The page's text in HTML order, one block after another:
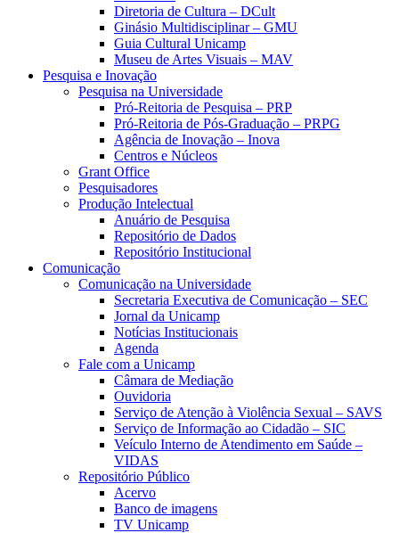
Diretoria de Cultura – DCult
Ginásio Multidisciplinar – GMU
Guia Cultural Unicamp
Museu de Artes Visuais – MAV
Pesquisa e Inovação
Pesquisa na Universidade
Pró-Reitoria de Pesquisa – PRP
Pró-Reitoria de Pós-Graduação – PRPG
Agência de Inovação – Inova
Centros e Núcleos
Grant Office
Pesquisadores
Produção Intelectual
Anuário de Pesquisa
Repositório de Dados
Repositório Institucional
Comunicação
Comunicação na Universidade
Secretaria Executiva de Comunicação – SEC
Jornal da Unicamp
Notícias Institucionais
Agenda
Fale com a Unicamp
Câmara de Mediação
Ouvidoria
Serviço de Atenção à Violência Sexual – SAVS
Serviço de Informação ao Cidadão – SIC
Veículo Interno de Atendimento em Saúde –
VIDAS
Repositório Público
Acervo
Banco de imagens
TV Unicamp